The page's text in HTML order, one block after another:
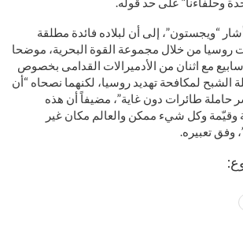
“ويجستون”، إلى أن لبلاده فائدة مطلقة
روسيا من خلال مجموعة القوة البحرية، موضحا
مع اثنان من الأدميرالات القدامى بخصوص
الشبح لمكافحة تهديد روسيا، لكنهما نصحاه “أن
حاملة طائرات دون غاية”، مضيفاً أن هذه
وقيّمة وكل شيء ممكن والعالم مكان غير
وفق تعبيره.